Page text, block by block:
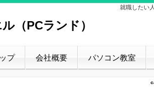
就職したい
（PCランド）
プ 会社概要 パソコン教室